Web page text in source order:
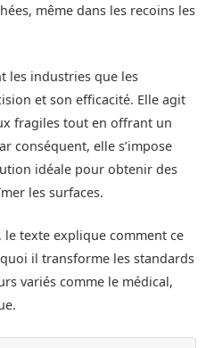
même dans les recoins les
les industries que les
et son efficacité. Elle agit
fragiles tout en offrant un
conséquent, elle s’impose
idéale pour obtenir des
les surfaces.
le texte explique comment ce
il transforme les standards
variés comme le médical,